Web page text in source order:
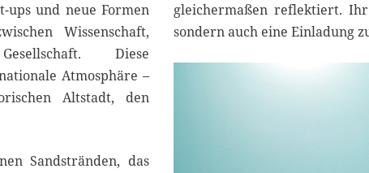
ups und neue Formen
Wissenschaft,
Diese
Atmosphäre –
Altstadt, den
Sandstränden, das
gleichermaßen reflektiert.
sondern auch eine Einladung